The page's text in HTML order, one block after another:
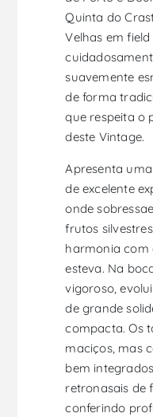
Quinta do
Velhas em
suavemente
de forma
que respeita o
deste Vintage.
Apresenta
de excelente
onde
frutos
harmonia com
esteva. Na
vigoroso,
de grande
compacta. Os
maciços, mas
bem
retronasais de
conferindo